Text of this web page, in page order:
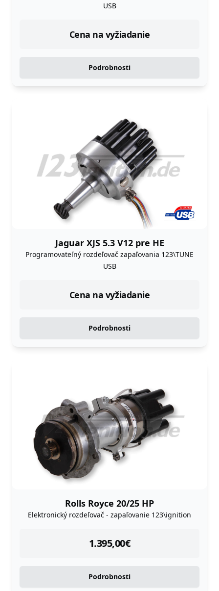
USB
Cena na vyžiadanie
Podrobnosti
Jaguar XJS 5.3 V12 pre HE
Programovateľný rozdeľovač zapaľovania 123\TUNE
USB
Cena na vyžiadanie
Podrobnosti
Rolls Royce 20/25 HP
Elektronický rozdeľovač - zapaľovanie 123\ignition
1.395,00€
instock
Podrobnosti